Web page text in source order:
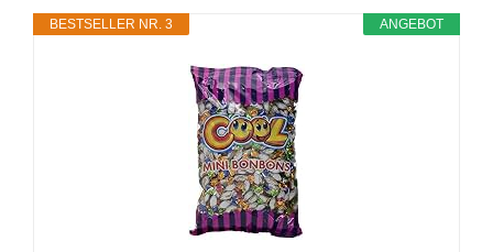
ANGEBOT
BESTSELLER NR. 3